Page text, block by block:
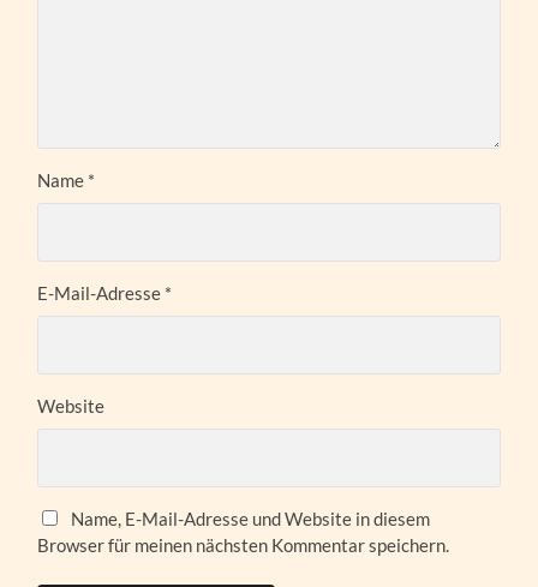
Name *
E-Mail-Adresse *
Website
Name, E-Mail-Adresse und Website in diesem
Browser für meinen nächsten Kommentar speichern.